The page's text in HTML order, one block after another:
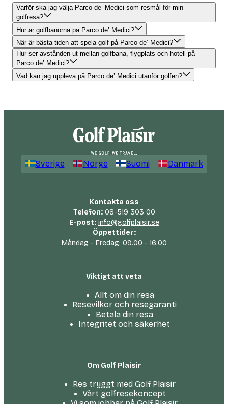
Varför ska jag välja Parco de’ Medici som resmål för min
golfresa?
Hur är golfbanorna på Parco de’ Medici?
När är bästa tiden att spela golf på Parco de’ Medici?
Hur ser avstånden ut mellan golfbana, flygplats och hotell på
Parco de’ Medici?
Vad kan jag uppleva på Parco de’ Medici utanför golfen?
Sverige Norge Suomi Danmark
Kontakta oss
Telefon:08-519 303 00
E-post: info@golfplaisir.se
Öppettider:
Måndag - Fredag: 09.00 - 16.00
Viktigt att veta
Allt om din resa
Resevilkor och resegaranti
Betala din resa
Integritet och säkerhet
Om Golf Plaisir
Res tryggt med Golf Plaisir
Vårt golfresekoncept